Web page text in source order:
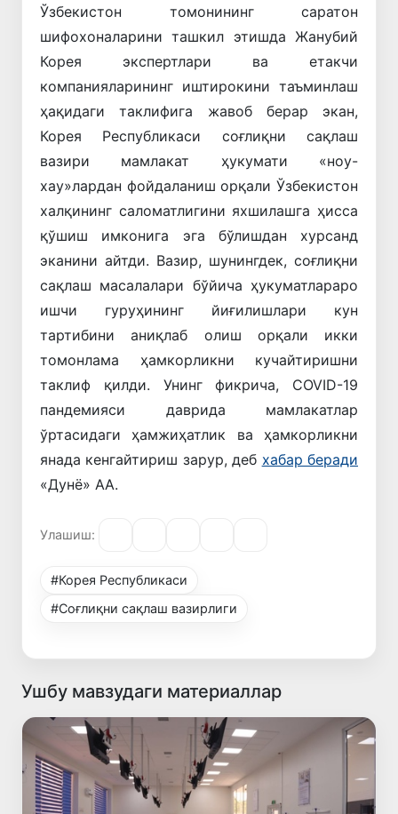
Ўзбекистон томонининг саратон
шифохоналарини ташкил этишда Жанубий
Корея экспертлари ва етакчи
компанияларининг иштирокини таъминлаш
ҳақидаги таклифига жавоб берар экан,
Корея Республикаси соғлиқни сақлаш
вазири мамлакат ҳукумати «ноу-
хау»лардан фойдаланиш орқали Ўзбекистон
халқининг саломатлигини яхшилашга ҳисса
қўшиш имконига эга бўлишдан хурсанд
эканини айтди. Вазир, шунингдек, соғлиқни
сақлаш масалалари бўйича ҳукуматлараро
ишчи гуруҳининг йиғилишлари кун
тартибини аниқлаб олиш орқали икки
томонлама ҳамкорликни кучайтиришни
таклиф қилди. Унинг фикрича, COVID-19
пандемияси даврида мамлакатлар
ўртасидаги ҳамжиҳатлик ва ҳамкорликни
янада кенгайтириш зарур, деб хабар беради
«Дунё» АА.
Улашиш:
#Корея Республикаси
#Соғлиқни сақлаш вазирлиги
Ушбу мавзудаги материаллар